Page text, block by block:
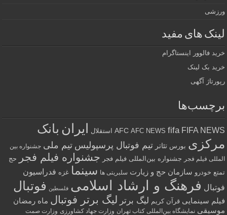
ورزشی
لینک های مفید
خرید فالوور اینستاگرام
خرید بک لینک
رپورتاژ آگهی
برچسب‌ها
AFC AFC NEWS fifa FIFA NEWS استقلال ایران بانک
مرکزی بورس تئاتر تیم فوتبال پرسپولیس تیم ملی جشنواره بین
المللی فیلم فجر جشنواره بین‌المللی فیلم فجر جشنواره فیلم فجر
حج
تمتع خودرو سازمان حج و زیارت سلبریتی ها سینما غزه فدراسیون
فوتبال فرهنگ و ارشاد اسلامی فلسطین فوتبال
فیلم سینمایی قرآن کریم لیگ برتر لیگ برتر فوتبال ماه رمضان
موسیقی نمایشگاه بین‌المللی کتاب تهران وزارت جهاد کشاورزی وزارت صمت